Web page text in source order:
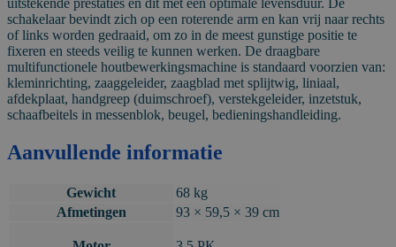
uitstekende prestaties en dit met een optimale levensduur. De
schakelaar bevindt zich op een roterende arm en kan vrij naar rechts
of links worden gedraaid, om zo in de meest gunstige positie te
fixeren en steeds veilig te kunnen werken. De draagbare
multifunctionele houtbewerkingsmachine is standaard voorzien van:
kleminrichting, zaaggeleider, zaagblad met splijtwig, liniaal,
afdekplaat, handgreep (duimschroef), verstekgeleider, inzetstuk,
schaafbeitels in messenblok, beugel, bedieningshandleiding.
Aanvullende informatie
Gewicht
68 kg
Afmetingen
93 × 59,5 × 39 cm